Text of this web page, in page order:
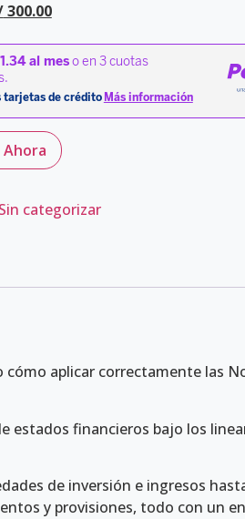
300.00
Ahora
Sin categorizar
cómo aplicar correctamente las
estados financieros bajo los
de inversión e ingresos
y provisiones, todo con un